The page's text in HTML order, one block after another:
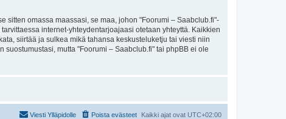
sitten omassa maassasi, se maa, johon "Foorumi – Saabclub.fi"-
internet-yhteydentarjoajaasi otetaan yhteyttä. Kaikkien
siirtää ja sulkea mikä tahansa keskusteluketju tai viesti niin
mutta "Foorumi – Saabclub.fi" tai phpBB ei ole
Kaikki ajat ovat UTC+02:00
Poista evästeet
Viesti Ylläpidolle